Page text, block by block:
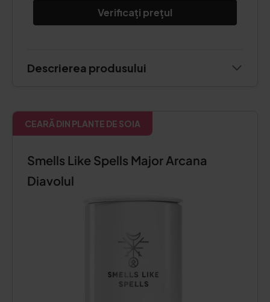
Verificați prețul
Descrierea produsului
CEARĂ DIN PLANTE DE SOIA
Smells Like Spells Major Arcana
Diavolul